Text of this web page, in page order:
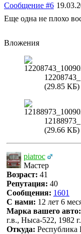
Сообщение #6
Еще одна не плохо
Вложения
(29.85 КБ)
(29.66 КБ)
piatroc
Мастер
Возраст: 41
Репутация: 40
Сообщения: 1601
С нами: 12 лет 6
Марка вашего авто:
г.в., Ныса-522, 1982
Откуда: Республика